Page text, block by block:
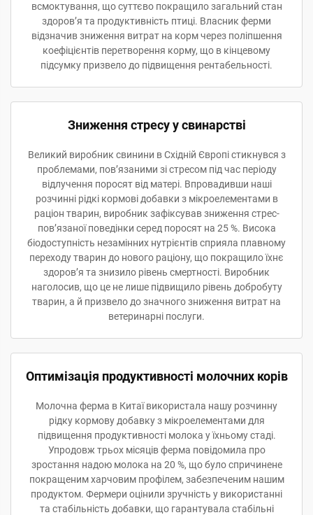
всмоктування, що суттєво покращило загальний стан
здоров’я та продуктивність птиці. Власник ферми
відзначив зниження витрат на корм через поліпшення
коефіцієнтів перетворення корму, що в кінцевому
підсумку призвело до підвищення рентабельності.
Зниження стресу у свинарстві
Великий виробник свинини в Східній Європі стикнувся з
проблемами, пов’язаними зі стресом під час періоду
відлучення поросят від матері. Впровадивши наші
розчинні рідкі кормові добавки з мікроелементами в
раціон тварин, виробник зафіксував зниження стрес-
пов’язаної поведінки серед поросят на 25 %. Висока
біодоступність незамінних нутрієнтів сприяла плавному
переходу тварин до нового раціону, що покращило їхнє
здоров’я та знизило рівень смертності. Виробник
наголосив, що це не лише підвищило рівень добробуту
тварин, а й призвело до значного зниження витрат на
ветеринарні послуги.
Оптимізація продуктивності молочних корів
Молочна ферма в Китаї використала нашу розчинну
рідку кормову добавку з мікроелементами для
підвищення продуктивності молока у їхньому стаді.
Упродовж трьох місяців ферма повідомила про
зростання надою молока на 20 %, що було спричинене
покращеним харчовим профілем, забезпеченим нашим
продуктом. Фермери оцінили зручність у використанні
та стабільність добавки, що гарантувала стабільні